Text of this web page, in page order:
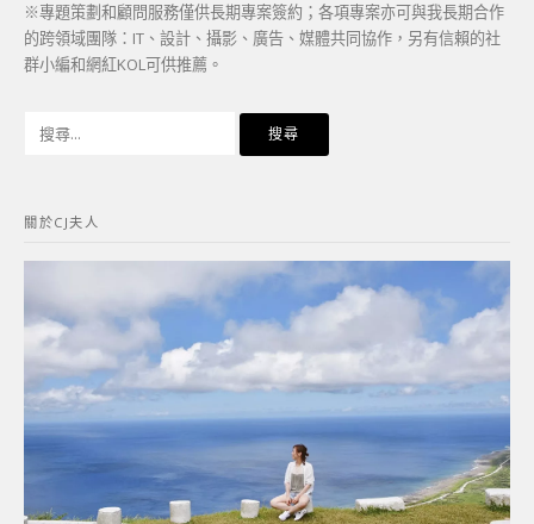
※專題策劃和顧問服務僅供長期專案簽約；各項專案亦可與我長期合作
的跨領域團隊：IT、設計、攝影、廣告、媒體共同協作，另有信賴的社
群小編和網紅KOL可供推薦。
字:
關於CJ夫人